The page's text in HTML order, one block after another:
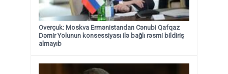
Overçuk: Moskva Ermənistandan Cənubi Qafqaz
Dəmir Yolunun konsessiyası ilə bağlı rəsmi bildiriş
almayıb